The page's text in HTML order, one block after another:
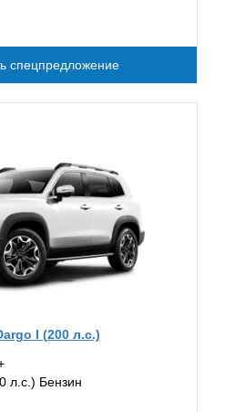
спецпредложение
I (200 л.с.)
л.с.) Бензин